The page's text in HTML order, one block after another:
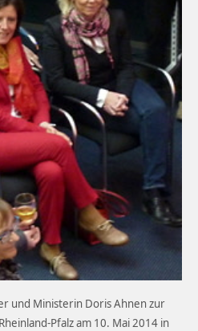
und Ministerin Doris Ahnen zur
Pfalz am 10. Mai 2014 in